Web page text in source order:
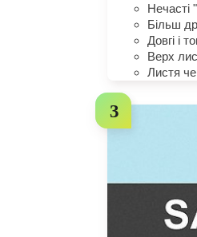
Нечасті
Більш
Довгі і
Верх
Листя